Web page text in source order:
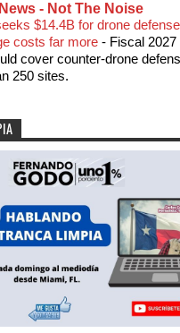
- Not The Noise
$14.4B for drone
costs far more - Fiscal 2027
cover counter-drone
250 sites.